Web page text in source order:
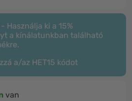
- Használja ki a 15%
a kínálatunkban található
a/az HET15 kódot
van